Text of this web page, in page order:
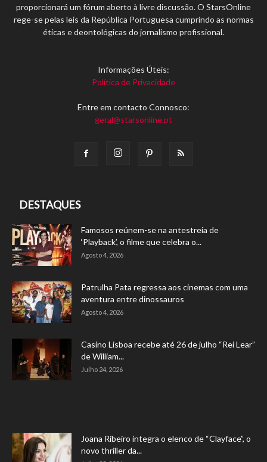
proporcionará um fórum aberto à livre discussão. O StarsOnline
rege-se pelas leis da República Portuguesa cumprindo as normas
éticas e deontológicas do jornalismo profissional.
Informações Úteis:
Política de Privacidade
Entre em contacto Connosco:
geral@starsonline.pt
DESTAQUES
Famosos reúnem-se na antestreia de
‘Playback’, o filme que celebra o...
Agosto 4, 2026
Patrulha Pata regressa aos cinemas com uma
aventura entre dinossauros
Agosto 4, 2026
Casino Lisboa recebe até 26 de julho “Rei Lear”
de William...
Julho 24, 2026
Joana Ribeiro integra o elenco de “Clayface”, o
novo thriller da...